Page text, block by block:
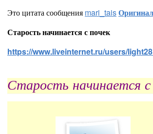
Это цитата сообщения mari_tais
Старость начинается с почек
https://www.liveinternet.ru/users/
Старость начинается с